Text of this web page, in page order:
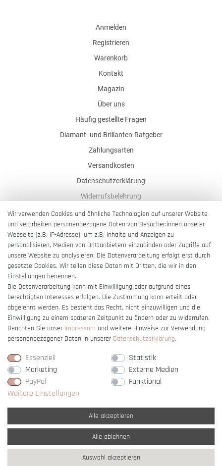
Anmelden
Registrieren
Warenkorb
Kontakt
Magazin
Über uns
Häufig gestellte Fragen
Diamant- und Brillanten-Ratgeber
Zahlungsarten
Versandkosten
Datenschutzerklärung
Widerrufsbelehrung
AGB
Impressum
Barrierefreiheitserklärung
Vertrag widerrufen
* Alle Preise verstehen sich inkl. gesetzl. MwSt. undzzgl. Versandkosten
** Nur innerhalb Deutschlands© copyright 2007-2026 Schmuck Krone / Alle
Wir verwenden Cookies und ähnliche Technologien auf unserer Website
und verarbeiten personenbezogene Daten von Besucher:innen unserer
Webseite (z.B. IP-Adresse), um z.B. Inhalte und Anzeigen zu
personalisieren, Medien von Drittanbietern einzubinden oder Zugriffe auf
unsere Website zu analysieren. Die Datenverarbeitung erfolgt erst durch
gesetzte Cookies. Wir teilen diese Daten mit Dritten, die wir in den
Einstellungen benennen.
Die Datenverarbeitung kann mit Einwilligung oder aufgrund eines
berechtigten Interesses erfolgen. Die Zustimmung kann erteilt oder
abgelehnt werden. Es besteht das Recht, nicht einzuwilligen und die
Einwilligung zu einem späteren Zeitpunkt zu ändern oder zu widerrufen.
Beachten Sie unser Impressum und weitere Hinweise zur Verwendung
personenbezogener Daten in unserer Daten­schutz­erklärung.
Essenziell
Statistik
Marketing
Externe Medien
PayPal
Funktional
Weitere Einstellungen
Alle akzeptieren
Alle ablehnen
Auswahl akzeptieren